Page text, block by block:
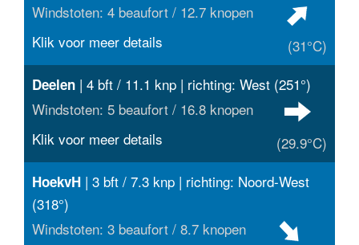
Windstoten: 4 beaufort / 12.7 knopen
(31°C)
Klik voor meer details
Deelen | 4 bft / 11.1 knp | richting: West (251°)
Windstoten: 5 beaufort / 16.8 knopen
(29.9°C)
Klik voor meer details
HoekvH | 3 bft / 7.3 knp | richting: Noord-West
(318°)
Windstoten: 3 beaufort / 8.7 knopen